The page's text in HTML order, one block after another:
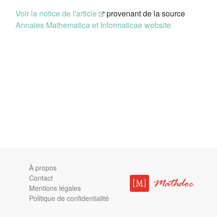
Voir la notice de l'article
provenant de la source
Annales Mathematica et Informaticae website
À propos
Contact
Mentions légales
Politique de confidentialité